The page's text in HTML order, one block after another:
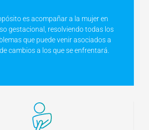
es acompañar a la mujer en
gestacional, resolviendo todas los
que puede venir asociados a
cambios a los que se enfrentará.